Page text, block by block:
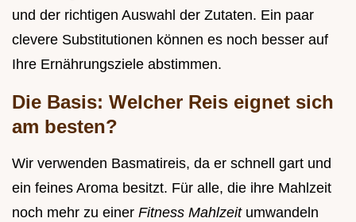
und der richtigen Auswahl der Zutaten. Ein paar
clevere Substitutionen können es noch besser auf
Ihre Ernährungsziele abstimmen.
Die Basis: Welcher Reis eignet sich
am besten?
Wir verwenden Basmatireis, da er schnell gart und
ein feines Aroma besitzt. Für alle, die ihre Mahlzeit
noch mehr zu einer Fitness Mahlzeit umwandeln